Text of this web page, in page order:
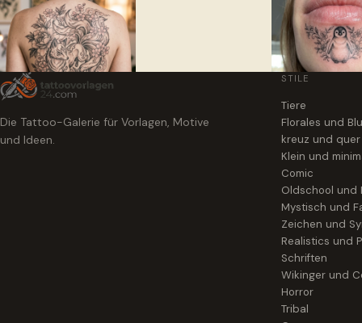
Die Tattoo-Galerie für Vorlagen, Motive
und Ideen.
STILE
Tiere
Florales und
kreuz und quer
Klein und
Comic
Oldschool und
Mystisch und
Zeichen und
Realistics und
Schriften
Wikinger und
Horror
Tribal